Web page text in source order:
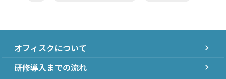
オフィスクについて chevron_right
研修導入までの流れ chevron_right